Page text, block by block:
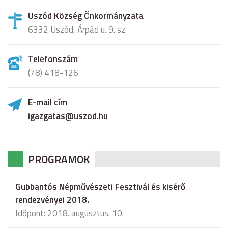
Uszód Község Önkormányzata
6332 Uszód, Árpád u. 9. sz
Telefonszám
(78) 418-126
E-mail cím
igazgatas@uszod.hu
PROGRAMOK
Gubbantós Népművészeti Fesztivál és kisérő
rendezvényei 2018.
Időpont: 2018. augusztus. 10.